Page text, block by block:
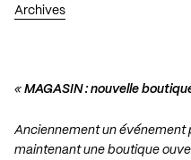
Archives
« MAGASIN : nouvelle
Anciennement un événement
maintenant une boutique